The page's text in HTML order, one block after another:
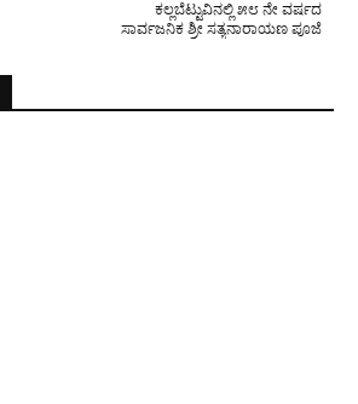
ಕಲ್ಲಬೆಟ್ಟುವಿನಲ್ಲಿ ೫೮ ನೇ ವರ್ಷದ
ಸಾರ್ವಜನಿಕ ಶ್ರೀ ಸತ್ಯನಾರಾಯಣ ಪೂಜೆ